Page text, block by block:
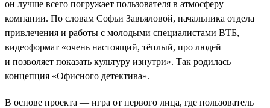
он лучше всего погружает пользователя в атмосферу
компании. По словам Софьи Завьяловой, начальника отдела
привлечения и работы с молодыми специалистами ВТБ,
видеоформат «очень настоящий, тёплый, про людей
и позволяет показать культуру изнутри». Так родилась
концепция «Офисного детектива».
В основе проекта — игра от первого лица, где пользователь